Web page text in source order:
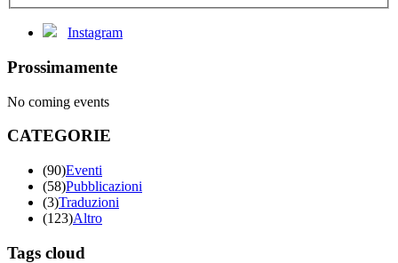
Instagram
Prossimamente
No coming events
CATEGORIE
(90)Eventi
(58)Pubblicazioni
(3)Traduzioni
(123)Altro
Tags cloud